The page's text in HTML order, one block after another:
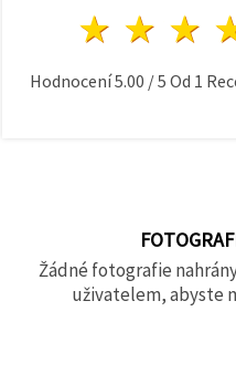
2
1
Hodnocení5.00 /5 Od 1
Žádné fotografie
uživatelem, abyste